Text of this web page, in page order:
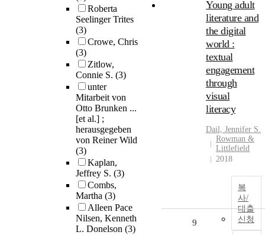
Roberta
Seelinger Trites
(3)
Crowe, Chris
(3)
Zitlow,
Connie S. (3)
unter
Mitarbeit von
Otto Brunken ...
[et al.] ;
herausgegeben
von Reiner Wild
(3)
Kaplan,
Jeffrey S. (3)
Combs,
Martha (3)
Alleen Pace
Nilsen, Kenneth
L. Donelson (3)
Young adult
literature and
the digital
world :
textual
engagement
through
visual
literacy
Dail, Jennifer S.
Rowman &
Littlefield
2018
복
사/
대출
신청
9